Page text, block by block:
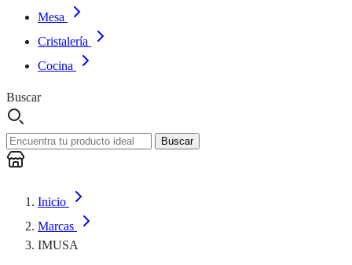
Mesa
Cristalería
Cocina
Buscar
Buscar
Inicio
Marcas
IMUSA